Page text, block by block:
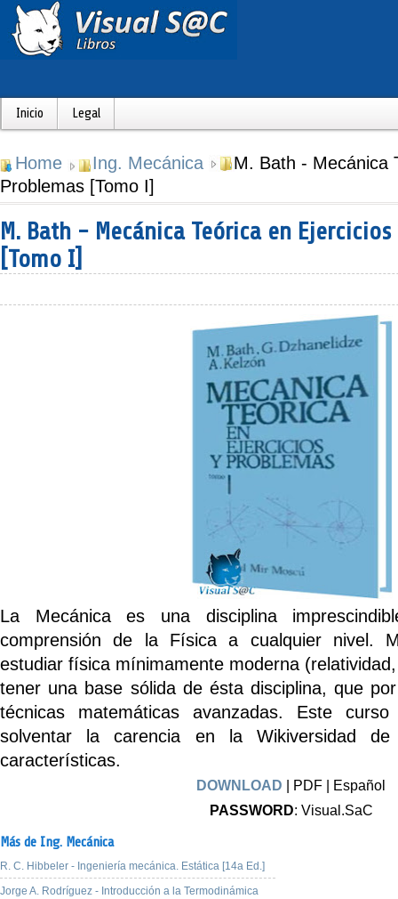
Inicio Legal
Home Ing. Mecánica
M. Bath - Mecánica
Problemas [Tomo I]
M. Bath - Mecánica Teórica en
[Tomo I]
La Mecánica es una disciplina
comprensión de la Física a cualquier nivel.
estudiar física mínimamente moderna
tener una base sólida de ésta disciplina, que
técnicas matemáticas avanzadas. Este
solventar la carencia en la Wikiversidad
características.
DOWNLOAD | PDF | Español
PASSWORD: Visual.SaC
Más de Ing. Mecánica
R. C. Hibbeler - Ingeniería mecánica. Estática [14a Ed.]
Jorge A. Rodríguez - Introducción a la Termodinámica